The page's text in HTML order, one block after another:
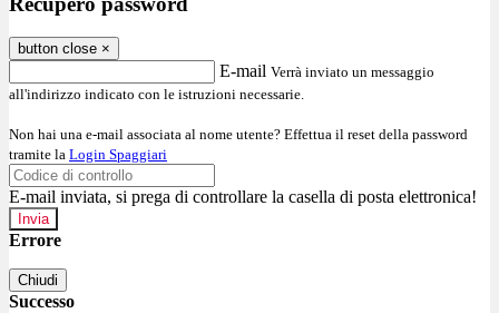
button close ×
E-mail Verrà inviato un messaggio
all'indirizzo indicato con le istruzioni necessarie.
Non hai una e-mail associata al nome utente? Effettua il reset della password
tramite la Login Spaggiari
E-mail inviata, si prega di controllare la casella di posta elettronica!
Errore
Chiudi
Successo